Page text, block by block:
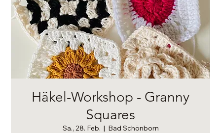
Häkel-Workshop - Granny
Squares
Sa., 28. Feb.
  |
Bad Schönborn